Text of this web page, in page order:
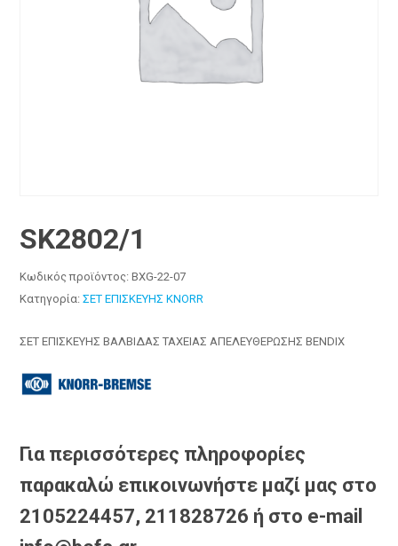
SK2802/1
Κωδικός προϊόντος:BXG-22-07
Κατηγορία:ΣΕΤ ΕΠΙΣΚΕΥΗΣ KNORR
ΣΕΤ ΕΠΙΣΚΕΥΗΣ ΒΑΛΒΙΔΑΣ ΤΑΧΕΙΑΣ ΑΠΕΛΕΥΘΕΡΩΣΗΣ BENDIX
Για περισσότερες πληροφορίες
παρακαλώ επικοινωνήστε μαζί μας στο
2105224457, 211828726 ή στο e-mail